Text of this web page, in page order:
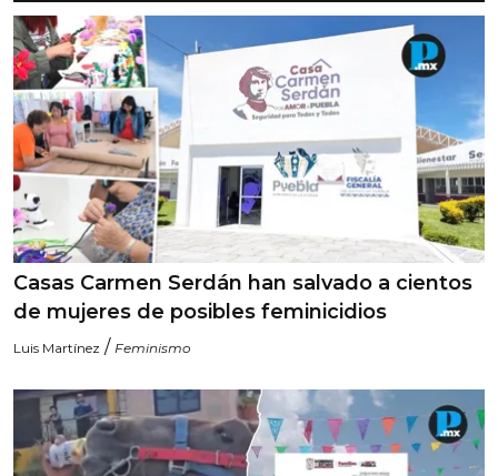
Casas Carmen Serdán han salvado a cientos
de mujeres de posibles feminicidios
Luis Martínez / Feminismo